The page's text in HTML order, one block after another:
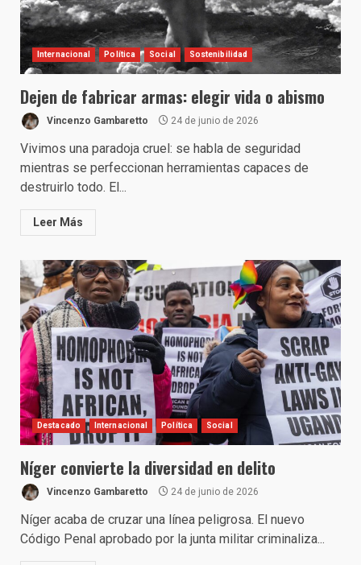
Internacional Política Social Sostenibilidad
Dejen de fabricar armas: elegir vida o abismo
Vincenzo Gambaretto 24 de junio de 2026
Vivimos una paradoja cruel: se habla de seguridad
mientras se perfeccionan herramientas capaces de
destruirlo todo. El...
Leer Más
Destacado Internacional Política Social
Níger convierte la diversidad en delito
Vincenzo Gambaretto 24 de junio de 2026
Níger acaba de cruzar una línea peligrosa. El nuevo
Código Penal aprobado por la junta militar criminaliza...